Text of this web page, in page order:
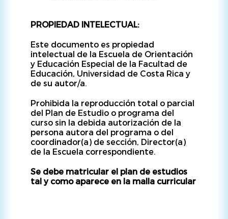
PROPIEDAD INTELECTUAL:
Este documento es propiedad
intelectual de la Escuela de Orientación
y Educación Especial de la Facultad de
Educación, Universidad de Costa Rica y
de su autor/a.
Prohibida la reproducción total o parcial
del Plan de Estudio o programa del
curso sin la debida autorización de la
persona autora del programa o del
coordinador(a) de sección, Director(a)
de la Escuela correspondiente.
Se debe matricular el plan de estudios
tal y como aparece en la malla curricular